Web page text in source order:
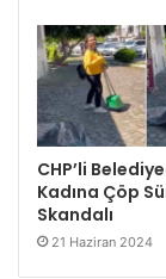
CHP’li
Kadına Çöp
Skandalı
21 Haziran 2024